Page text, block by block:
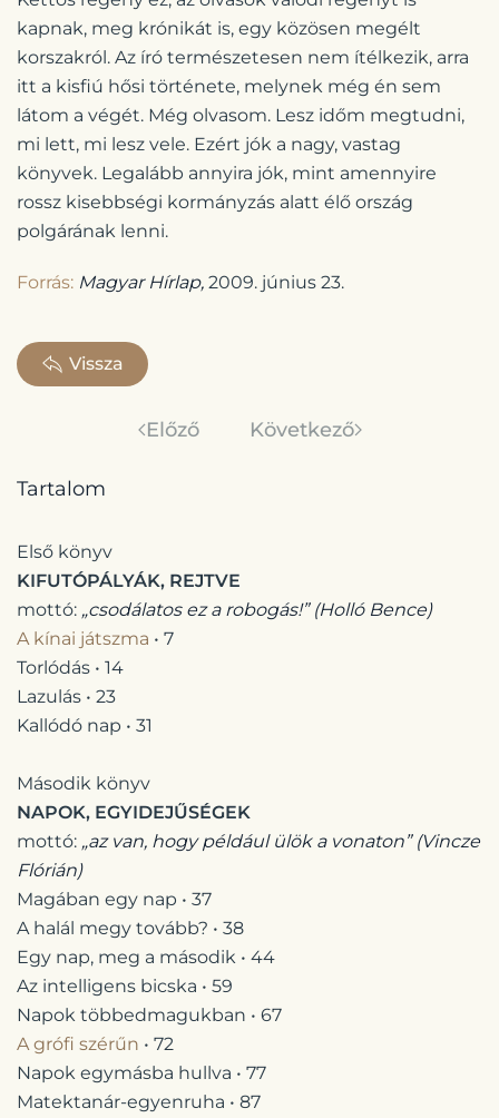
kapnak, meg krónikát is, egy közösen megélt
korszakról. Az író természetesen nem ítélkezik, arra
itt a kisfiú hősi története, melynek még én sem
látom a végét. Még olvasom. Lesz időm megtudni,
mi lett, mi lesz vele. Ezért jók a nagy, vastag
könyvek. Legalább annyira jók, mint amennyire
rossz kisebbségi kormányzás alatt élő ország
polgárának lenni.
Forrás: Magyar Hírlap, 2009. június 23.
Vissza
Előző Következő
Tartalom
Első könyv
KIFUTÓPÁLYÁK, REJTVE
mottó: „csodálatos ez a robogás!” (Holló Bence)
A kínai játszma • 7
Torlódás • 14
Lazulás • 23
Kallódó nap • 31
Második könyv
NAPOK, EGYIDEJŰSÉGEK
mottó: „az van, hogy például ülök a vonaton” (Vincze
Flórián)
Magában egy nap • 37
A halál megy tovább? • 38
Egy nap, meg a második • 44
Az intelligens bicska • 59
Napok többedmagukban • 67
A grófi szérűn • 72
Napok egymásba hullva • 77
Matektanár-egyenruha • 87